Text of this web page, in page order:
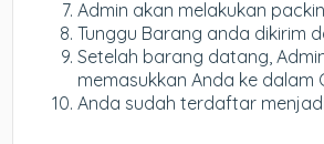
Admin akan melakukan
Tunggu Barang anda dikirim
Setelah barang datang,
memasukkan Anda ke dalam
Anda sudah terdaftar